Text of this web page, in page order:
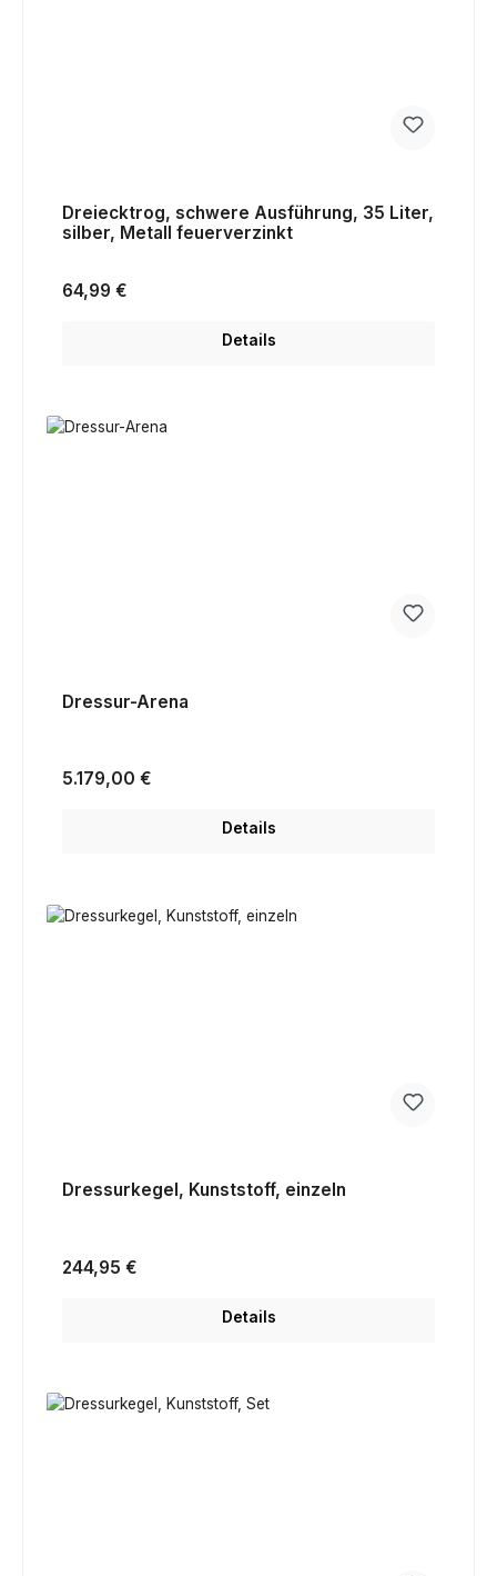
Dreiecktrog, schwere Ausführung, 35 Liter,
silber, Metall feuerverzinkt
Regulärer Preis:
64,99 €
Details
Dressur-Arena
Regulärer Preis:
5.179,00 €
Details
Dressurkegel, Kunststoff, einzeln
Regulärer Preis:
244,95 €
Details